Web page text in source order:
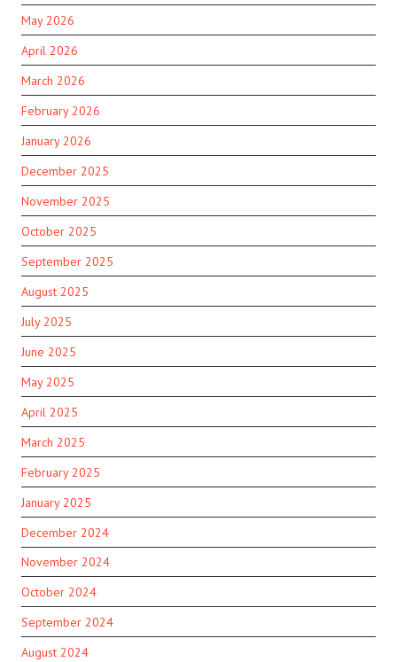
May 2026
April 2026
March 2026
February 2026
January 2026
December 2025
November 2025
October 2025
September 2025
August 2025
July 2025
June 2025
May 2025
April 2025
March 2025
February 2025
January 2025
December 2024
November 2024
October 2024
September 2024
August 2024